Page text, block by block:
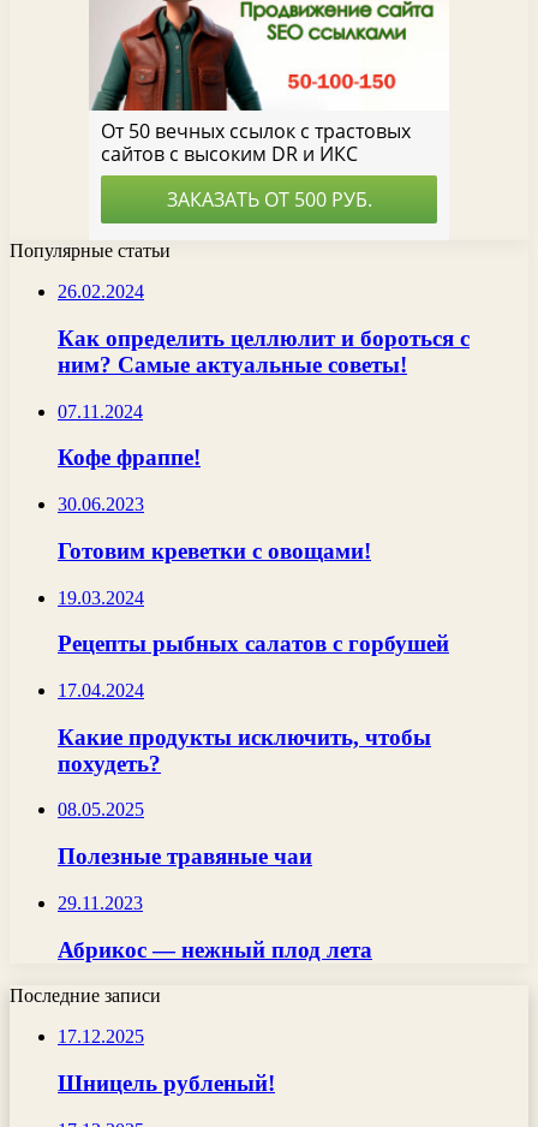
Популярные статьи
26.02.2024
Как определить целлюлит и бороться с
ним? Самые актуальные советы!
07.11.2024
Кофе фраппе!
30.06.2023
Готовим креветки с овощами!
19.03.2024
Рецепты рыбных салатов с горбушей
17.04.2024
Какие продукты исключить, чтобы
похудеть?
08.05.2025
Полезные травяные чаи
29.11.2023
Абрикос — нежный плод лета
Последние записи
17.12.2025
Шницель рубленый!